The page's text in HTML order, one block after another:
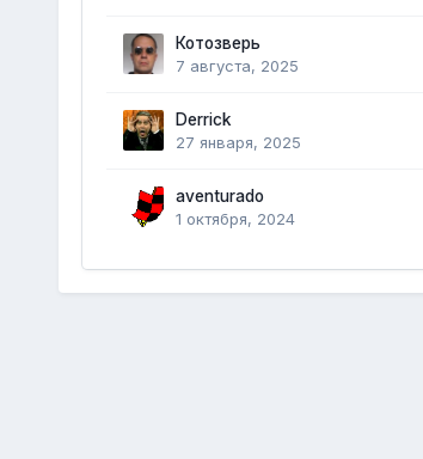
Котозверь
7 августа, 2025
Derrick
27 января, 2025
aventurado
1 октября, 2024